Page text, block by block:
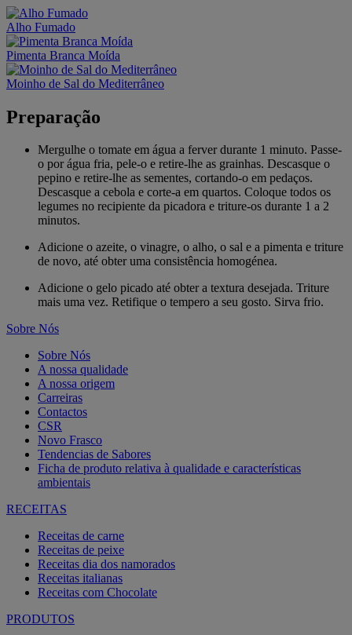
Alho Fumado
Pimenta Branca Moída
Moinho de Sal do Mediterrâneo
Preparação
Mergulhe o tomate em água a ferver durante 1 minuto. Passe-
o por água fria, pele-o e retire-lhe as grainhas. Descasque o
pepino e retire-lhe as sementes, cortando-o em pedaços.
Descasque a cebola e corte-a em quartos. Coloque todos os
legumes no recipiente da picadora e triture-os durante 1 a 2
minutos.
Adicione o azeite, o vinagre, o alho, o sal e a pimenta e triture
de novo, até obter uma consistência homogénea.
Adicione o gelo picado até obter a textura desejada. Triture
mais uma vez. Retifique o tempero a seu gosto. Sirva frio.
Sobre Nós
Sobre Nós
A nossa qualidade
A nossa origem
Carreiras
Contactos
CSR
Novo Frasco
Tendencias de Sabores
Ficha de produto relativa à qualidade e características
ambientais
RECEITAS
Receitas de carne
Receitas de peixe
Receitas dia dos namorados
Receitas italianas
Receitas com Chocolate
PRODUTOS